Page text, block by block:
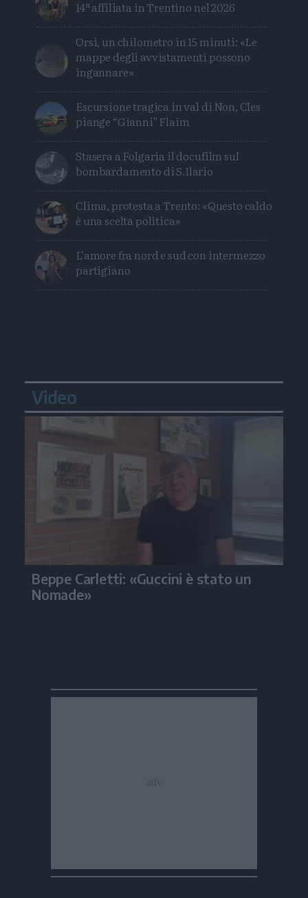
14ª affiliata in Trentino nel 2026
Orsi, un chilometro in 15 minuti: «Le
mappe degli avvistamenti possono
ingannare»
Escursione tragica in val di Non, Cles
piange “Gianni” Flaim
Stasera a Folgaria il docufilm sul
bombardamento di S.Ilario
Clima, protesta a Trento: «Questo caldo
è una scelta politica»
L’amore fra nord e sud con intermezzo
partigiano
Video
Beppe Carletti: «Guccini è stato un
Nomade»